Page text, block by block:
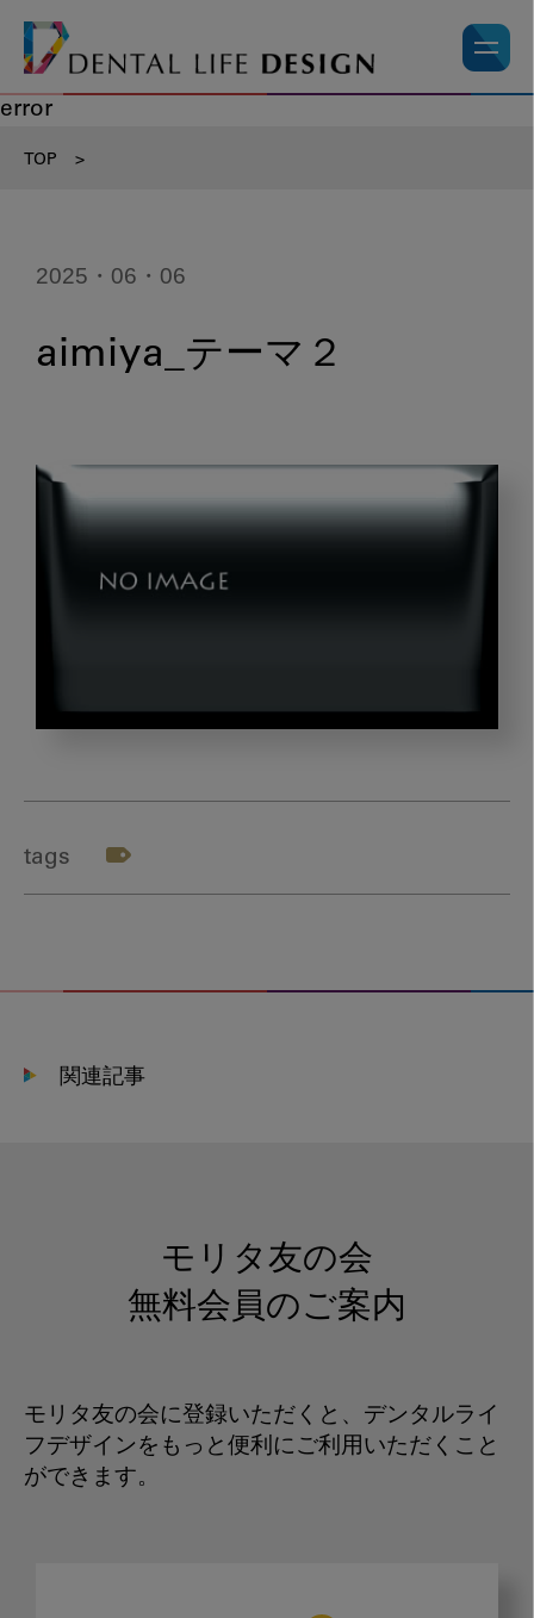
error
TOP >
2025・06・06
aimiya_テーマ２
ー
２
tags
関連記事
モリタ友の会
無料会員のご案内
モリタ友の会に登録いただくと、デンタルライ
フデザインをもっと便利にご利用いただくこと
ができます。